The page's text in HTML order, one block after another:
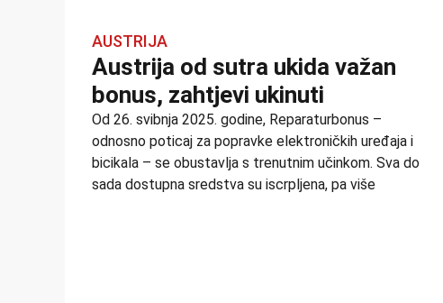
AUSTRIJA
Austrija od sutra ukida važan
bonus, zahtjevi ukinuti
Od 26. svibnja 2025. godine, Reparaturbonus –
odnosno poticaj za popravke elektroničkih uređaja i
bicikala – se obustavlja s trenutnim učinkom. Sva do
sada dostupna sredstva su iscrpljena, pa više